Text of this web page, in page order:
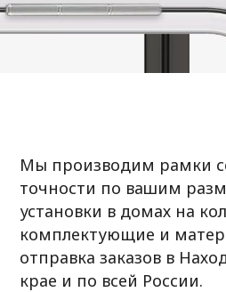
Мы производим рамки
точности по вашим
установки в домах на
комплектующие и
отправка заказов в
крае и по всей России.